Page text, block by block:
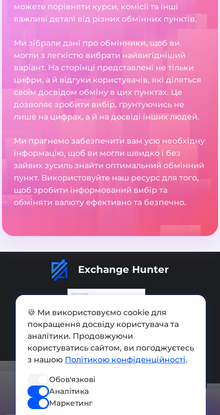
можете порівняти курси, комісії та інші
важливі деталі від різних обмінних пунктів.
Ми зібрали дані про обмінники, щоб ви
могли з легкістю вибрати найвигідніший
варіант. На сторінці представлені не тільки
цифри, а й відгуки користувачів, які діляться
своїм досвідом обміну в цих пунктах. Це
дозволяє зробити вибір, ґрунтуючись не
лише на цифрах, а й на досвіді інших людей.
Ми прагнемо забезпечити вам усю необхідну
інформацію, щоб ви могли швидко і без
зайвих зусиль знайти оптимальний обмінний
пункт. Використовуйте наш ресурс для того,
щоб зробити інформований вибір та
обміняти валюту ефективно та безпечно.
Exchange Hunter
Додати обмінник
Мапа сайту
Press kit
Умови використання
🍪 Ми використовуємо cookie для
покращення досвіду користувача та
аналітики. Продовжуючи
користуватись сайтом, ви погоджуєтесь
з нашою Політикою конфіденційності.
Обов'язкові
Аналітика
Маркетинг